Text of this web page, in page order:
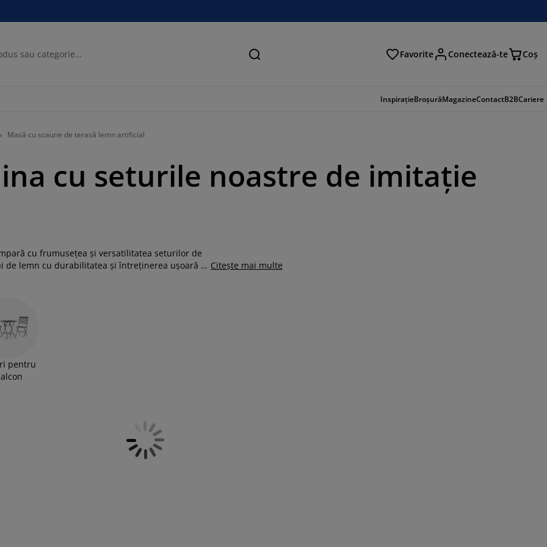
Căutare Favorite Conectează-te Coş
InspirațieBroșurăMagazineContactB2BCariere
Masă cu scaune de terasă lemn artificial
cu seturile noastre de imitație
cu frumusețea și versatilitatea seturilor de
lemn cu durabilitatea și întreținerea ușoară a Citește mai multe
pentru